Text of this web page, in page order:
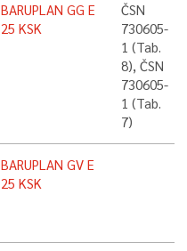
BARUPLAN GG E
25 KSK
ČSN
730605-
1 (Tab.
8), ČSN
730605-
1 (Tab.
7)
BARUPLAN GV E
25 KSK